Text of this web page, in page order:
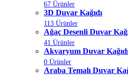
67 Ürünler
3D Duvar Kağıdı
113 Ürünler
Ağaç Desenli Duvar
41 Ürünler
Akvaryum Duvar
0 Ürünler
Araba Temalı Duvar